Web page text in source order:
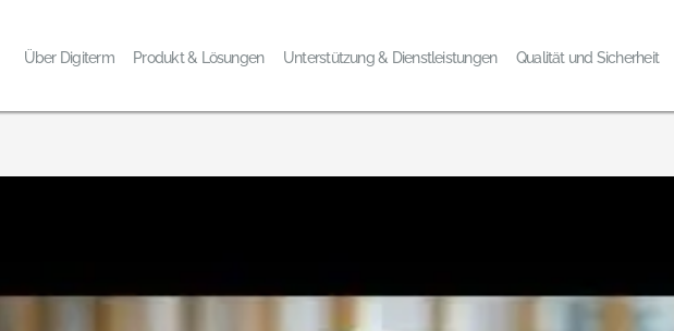
Über Digiterm Produkt & Lösungen Unterstützung & Dienstleistungen Qualität und Sicherheit